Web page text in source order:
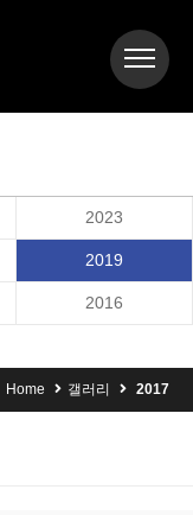
2023
2019
2016
Home 갤러리 2017